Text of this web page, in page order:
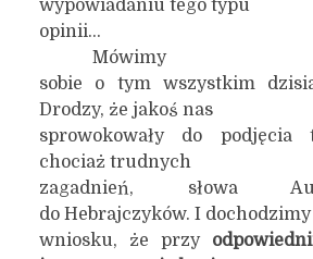
wypowiadaniu tego typu
opinii…
Mówimy
sobie o tym wszystkim
Drodzy, że jakoś nas
sprowokowały do podjęcia
chociaż trudnych
zagadnień, słowa
do Hebrajczyków. I dochodzimy
wniosku, że przy